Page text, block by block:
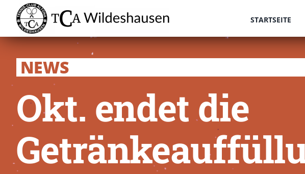
Inhalt
springen
STARTSEITE
NEWS
Okt. endet die